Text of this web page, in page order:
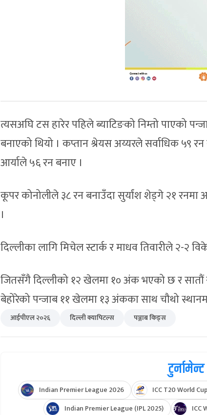
त्यसअघि टस हारेर पहिले ब्याटिङको निम्तो पाएको
बनाएको थियो । कप्तान श्रेयस अय्यरले सर्वाधिक ५९
आर्याले ५६ रन बनाए ।
कूपर कोनोलीले ३८ रन बनाउँदा सुर्यांश शेड्गे २१ रनमा
।
दिल्लीका लागि मिचेल स्टार्क र माधव तिवारीले २-२
जितसँगै दिल्लीको १२ खेलमा १० अंक भएको छ र सातौं
बेहोरेको पन्जाब ११ खेलमा १३ अंकका साथ चौथो
आईपीएल २०२६ दिल्ली क्यापिटल्स पञ्जाब किङ्स
टुर्नामेन्ट
Indian Premier League 2026 ICC T20 World
Indian Premier League (IPL 2025)
ICC